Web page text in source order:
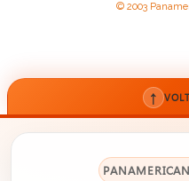
© 2003
↑